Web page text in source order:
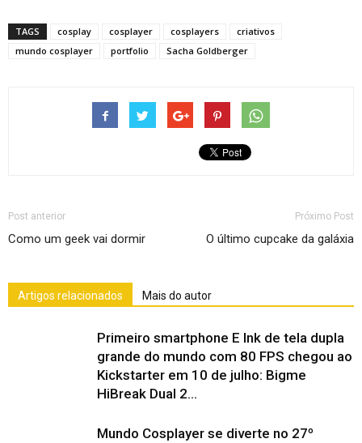
TAGS cosplay cosplayer cosplayers
criativos
mundo cosplayer
portfolio Sacha Goldberger
Post anterior
Como um geek vai dormir
Próximo Post
O último cupcake da galáxia
Artigos relacionados Mais do autor
Primeiro smartphone E Ink de tela dupla
grande do mundo com 80 FPS chegou ao
Kickstarter em 10 de julho: Bigme
HiBreak Dual 2...
Mundo Cosplayer se diverte no 27º